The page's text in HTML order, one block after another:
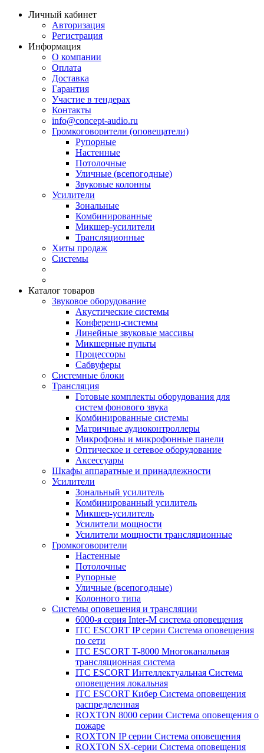
Личный кабинет
Авторизация
Регистрация
Информация
О компании
Оплата
Доставка
Гарантия
Участие в тендерах
Контакты
info@concept-audio.ru
Громкоговорители (оповещатели)
Рупорные
Настенные
Потолочные
Уличные (всепогодные)
Звуковые колонны
Усилители
Зональные
Комбинированные
Микшер-усилители
Трансляционные
Хиты продаж
Системы
Каталог товаров
Звуковое оборудование
Акустические системы
Конференц-системы
Линейные звуковые массивы
Микшерные пульты
Процессоры
Сабвуферы
Системные блоки
Трансляция
Готовые комплекты оборудования для
систем фонового звука
Комбинированные системы
Матричные аудиоконтроллеры
Микрофоны и микрофонные панели
Оптическое и сетевое оборудование
Аксессуары
Шкафы аппаратные и принадлежности
Усилители
Зональный усилитель
Комбинированный усилитель
Микшер-усилитель
Усилители мощности
Усилители мощности трансляционные
Громкоговорители
Настенные
Потолочные
Рупорные
Уличные (всепогодные)
Колонного типа
Системы оповещения и трансляции
6000-я серия Inter-M система оповещения
ITC ESCORT IP серии Система оповещения
по сети
ITC ESCORT T-8000 Многоканальная
трансляционная система
ITC ESCORT Интеллектуальная Система
оповещения локальная
ITC ESCORT Кибер Система оповещения
распределенная
ROXTON 8000 серии Система оповещения о
пожаре
ROXTON IP серии Система оповещения
ROXTON SX-серии Система оповещения